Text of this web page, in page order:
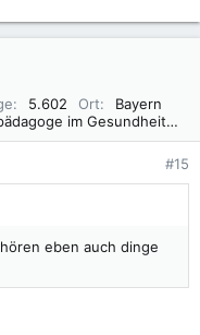
5.602 Ort
Bayern
Krankenpfleger, Berufspädagoge im Gesundheitswesen B. A.
#15
eben auch dinge